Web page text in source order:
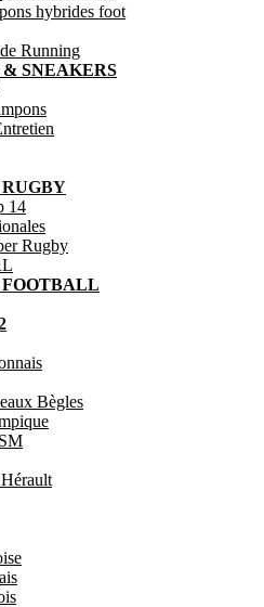
hybrides foot
Running
SNEAKERS
14
Rugby
Bègles